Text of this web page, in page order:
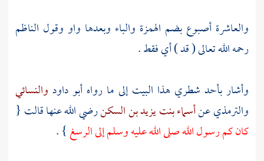
والعاشرة أصبوع بضم الهمزة والباء وبعدها واو وقول الناظم
رحمه الله تعالى ( قد ) أي فقط .
وأشار بأحد شطري هذا البيت إلى ما رواه أبو داود والنسائي
والترمذيعنأسماء بنت يزيد بن السكنرضي الله عنها قالت {
كان كم رسول الله صلى الله عليه وسلم إلى الرسغ} .